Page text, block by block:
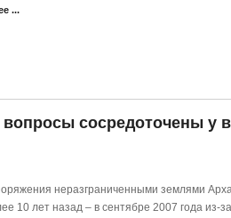
...
сосредоточены у
неразграниченными землями
10 лет назад – в сентябре 2007 года из-